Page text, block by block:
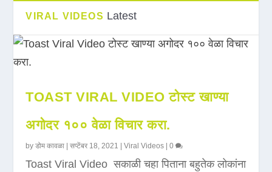
VIRAL VIDEOS Latest
TOAST VIRAL VIDEO टोस्ट खाण्या
अगोदर १०० वेळा विचार करा.
byडोम कावळा |सप्टेंबर 18, 2021 |Viral Videos |0
Toast Viral Video सकाळी चहा पिताना बहुतेक लोकांना